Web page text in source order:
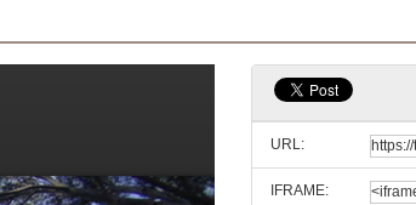
URL:
IFRAME: